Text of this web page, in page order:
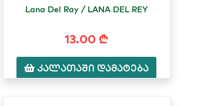
Lana Del Ray / LANA DEL REY
13.00 ₾
კალათაში დამატება